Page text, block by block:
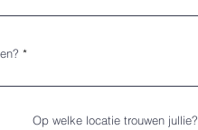
Op welke locatie trouwen jullie?